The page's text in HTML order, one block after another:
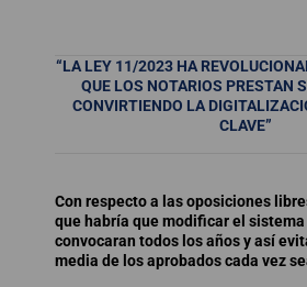
“LA LEY 11/2023 HA
QUE LOS NOTARIOS PRESTAN
CONVIRTIENDO LA
CLAVE”
Con respecto a las oposiciones
que habría que modificar el sistema
convocaran todos los años y así
media de los aprobados cada vez